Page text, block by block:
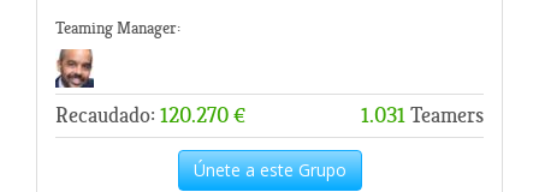
Teaming Manager:
Recaudado: 120.270 € 1.031Teamers
Únete a este Grupo